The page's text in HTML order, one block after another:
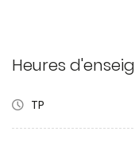
Heures
TP